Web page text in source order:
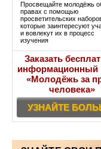
Просвещайте молодёжь
правах с помощью
просветительских
которые заинтересуют
и вовлекут их в процесс
изучения
Заказать
информационный
«Молодёжь за
человека»
УЗНАЙТЕ